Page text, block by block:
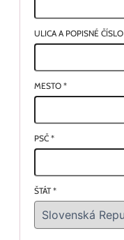
ULICA A POPISNÉ ČÍSLO
MESTO *
PSČ *
ŠTÁT*